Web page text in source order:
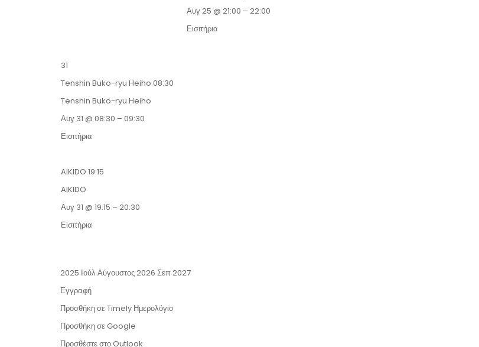
Αυγ 25 @ 21:00 – 22:00
Εισιτήρια
31
Tenshin Buko-ryu Heiho 08:30
Tenshin Buko-ryu Heiho
Αυγ 31 @ 08:30 – 09:30
Εισιτήρια
AIKIDO 19:15
AIKIDO
Αυγ 31 @ 19:15 – 20:30
Εισιτήρια
2025 ΙούλΑύγουστος 2026 Σεπ2027
Εγγραφή
Προσθήκη σε Timely Ημερολόγιο
Προσθήκη σε Google
Προσθέστε στο Outlook